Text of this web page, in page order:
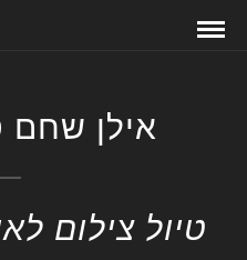
אילן שחם
טיול צילום